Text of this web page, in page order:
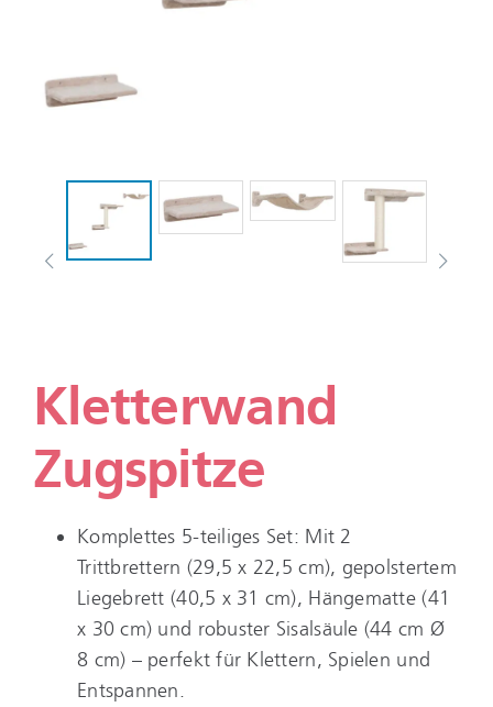
Kletterwand
Zugspitze
Komplettes 5-teiliges Set: Mit 2
Trittbrettern (29,5 x 22,5 cm), gepolstertem
Liegebrett (40,5 x 31 cm), Hängematte (41
x 30 cm) und robuster Sisalsäule (44 cm Ø
8 cm) – perfekt für Klettern, Spielen und
Entspannen.